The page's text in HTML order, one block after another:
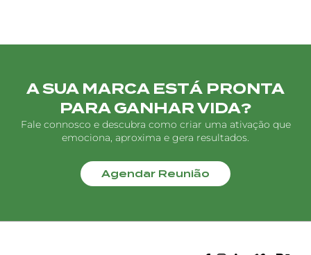
A SUA MARCA ESTÁ PRONTA
PARA GANHAR VIDA?
Fale connosco e descubra como criar uma ativação que
emociona, aproxima e gera resultados.
Agendar Reunião